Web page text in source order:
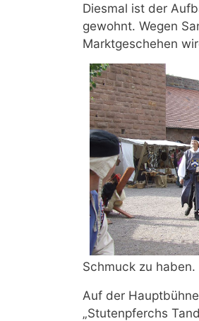
Diesmal ist der
gewohnt. Wegen
Marktgeschehen
Schmuck zu haben.
Auf der
„Stutenpferchs